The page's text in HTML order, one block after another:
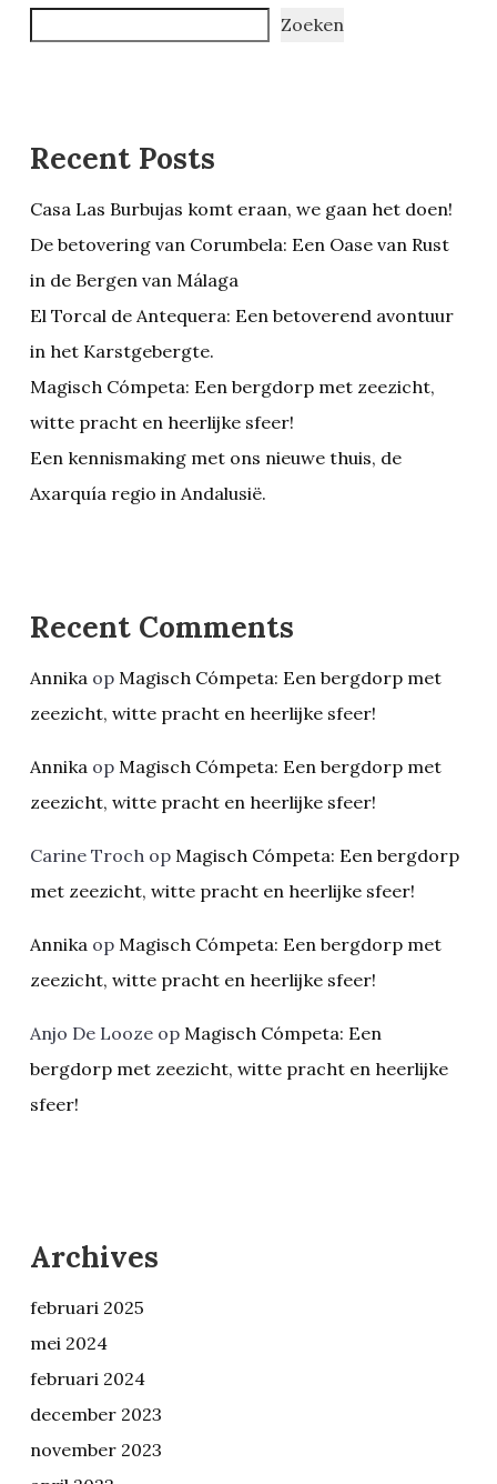
Zoeken
Recent Posts
Casa Las Burbujas komt eraan, we gaan het doen!
De betovering van Corumbela: Een Oase van Rust
in de Bergen van Málaga
El Torcal de Antequera: Een betoverend avontuur
in het Karstgebergte.
Magisch Cómpeta: Een bergdorp met zeezicht,
witte pracht en heerlijke sfeer!
Een kennismaking met ons nieuwe thuis, de
Axarquía regio in Andalusië.
Recent Comments
Annika op Magisch Cómpeta: Een bergdorp met
zeezicht, witte pracht en heerlijke sfeer!
Annika op Magisch Cómpeta: Een bergdorp met
zeezicht, witte pracht en heerlijke sfeer!
Carine Troch op Magisch Cómpeta: Een bergdorp
met zeezicht, witte pracht en heerlijke sfeer!
Annika op Magisch Cómpeta: Een bergdorp met
zeezicht, witte pracht en heerlijke sfeer!
Anjo De Looze op Magisch Cómpeta: Een
bergdorp met zeezicht, witte pracht en heerlijke
sfeer!
Archives
februari 2025
mei 2024
februari 2024
december 2023
november 2023